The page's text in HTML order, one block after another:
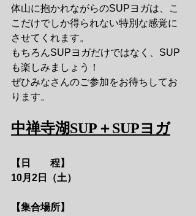
体山に抱かれながらのSUPヨガは、こ
こだけでしか得られない特別な感覚に
させてくれます。
もちろんSUPヨガだけではなく、SUP
も楽しみましょう！
ぜひみなさんのご参加をお待ちしてお
ります。
中禅寺湖SUP＋SUPヨガ
【日　　程】
10月2日（土）
【集合場所】